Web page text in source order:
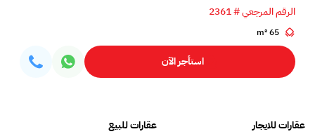
الرقم المرجعي # 2361
65 m²
استأجر الآن
عقارات للايجار
عقارات للبيع